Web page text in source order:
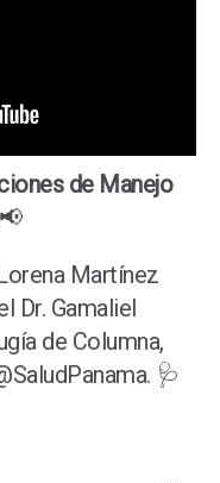
de Manejo
Martínez
Dr. Gamaliel
de Columna,
🩺